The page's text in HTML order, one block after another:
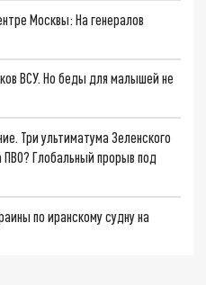
Москвы: На генералов
ВСУ. Но беды для малышей не
Три ультиматума Зеленского
ПВО? Глобальный прорыв под
по иранскому судну на